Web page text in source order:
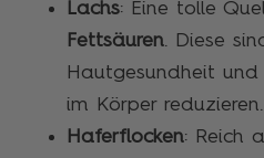
Lachs: Eine tolle
Fettsäuren. Diese
Hautgesundheit und
im Körper reduzieren.
Haferflocken: Reich